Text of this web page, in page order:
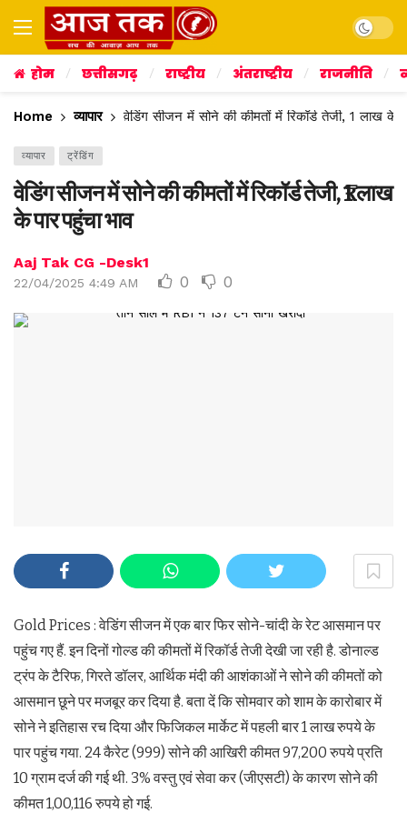
Dark
होम छत्तीसगढ़ राष्ट्रीय अंतराष्ट्रीय राजनीति
Home व्यापार वेडिंग सीजन में सोने की कीमतों में रिकॉर्ड तेजी, ₹1 लाख के
व्यापार ट्रेंडिंग
वेडिंग सीजन में सोने की कीमतों में रिकॉर्ड तेजी, ₹1 लाख
के पार पहुंचा भाव
Aaj Tak CG -Desk1
22/04/2025 4:49 AM 0 0
Gold Prices : वेडिंग सीजन में एक बार फिर सोने-चांदी के रेट आसमान पर
पहुंच गए हैं. इन दिनों गोल्ड की कीमतों में रिकॉर्ड तेजी देखी जा रही है. डोनाल्ड
ट्रंप के टैरिफ, गिरते डॉलर, आर्थिक मंदी की आशंकाओं ने सोने की कीमतों को
आसमान छूने पर मजबूर कर दिया है. बता दें कि सोमवार को शाम के कारोबार में
सोने ने इतिहास रच दिया और फिजिकल मार्केट में पहली बार 1 लाख रुपये के
पार पहुंच गया. 24 कैरेट (999) सोने की आखिरी कीमत 97,200 रुपये प्रति
10 ग्राम दर्ज की गई थी. 3% वस्तु एवं सेवा कर (जीएसटी) के कारण सोने की
कीमत 1,00,116 रुपये हो गई.